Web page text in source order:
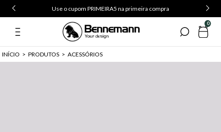
Use o cupom PRIMEIRA5 na primeira compra
0
INÍCIO > PRODUTOS > ACESSÓRIOS